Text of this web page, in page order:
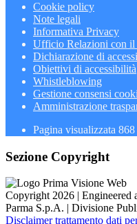
Cookie policy
Note legali
Informativa Privacy
Ufficio Relazioni con il
Dichiarazione di
Obiettivi di accessibilità
Whistleblowing
Gestione consensi
Amministrazione
Pagina visualizzata 868
Sezione Copyright
Copyright 2026 | Engineered
Parma S.p.A. | Divisione
Disclaimer trattamento dati